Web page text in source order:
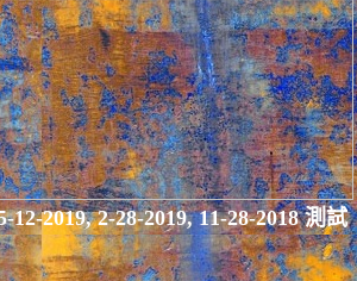
12-2019, 2-28-2019, 11-28-2018 測試